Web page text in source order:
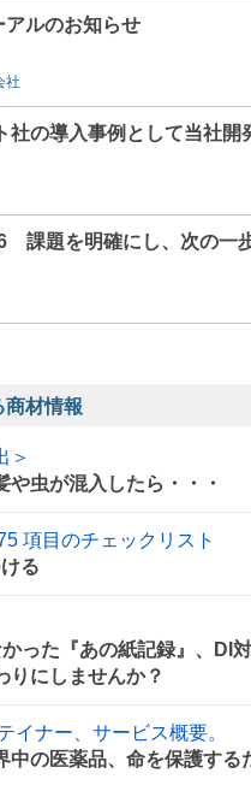
アルのお知らせ
社
社の導入事例として当社
課題を明確にし、次の一
商材情報
＞
や虫が混入したら・・・
項目のチェックリスト
る
かった『あの紙記録』、
りにしませんか？
イナー、サービス概要。
中の医薬品、命を保護する